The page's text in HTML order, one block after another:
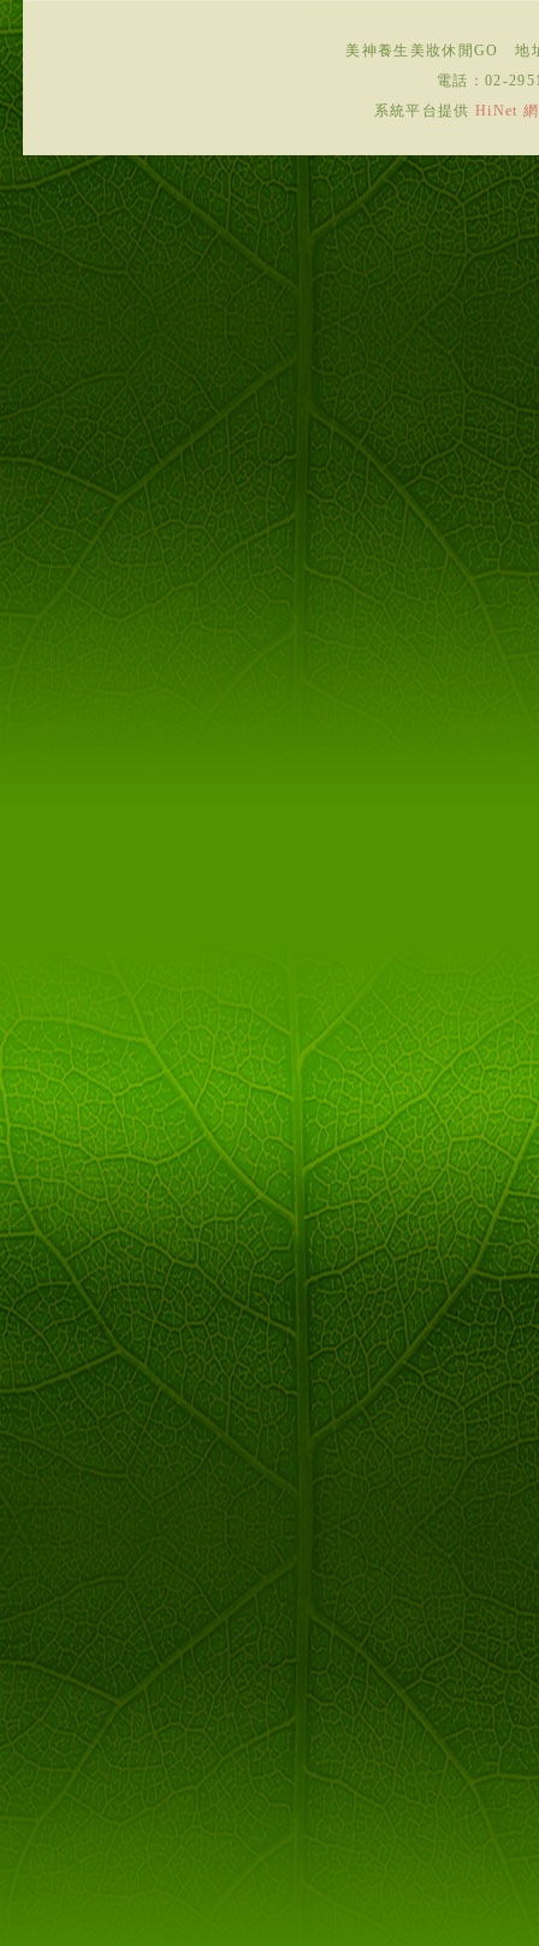
美神養生美妝休閒GO
地
電話： 02-
系統平台提供HiNet